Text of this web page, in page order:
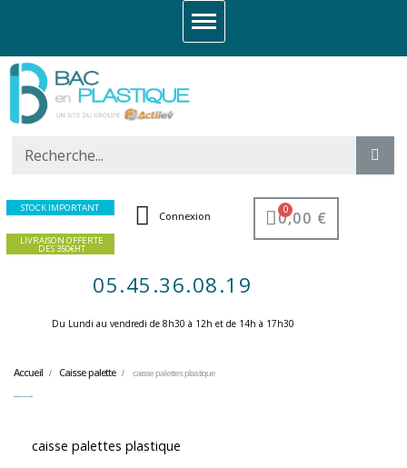
STOCK IMPORTANT
LIVRAISON OFFERTE
DES 350€HT
Connexion 0,00 €
05.45.36.08.19
Du Lundi au vendredi de 8h30 à 12h et de 14h à 17h30 ​
Accueil Caisse palette caisse palettes plastique
caisse palettes plastique